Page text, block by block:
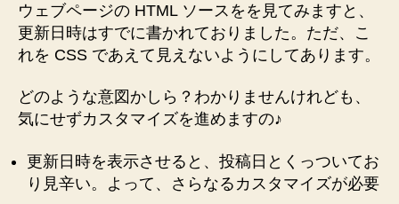
ウェブページの HTML ソースをを見てみますと、
更新日時はすでに書かれておりました。ただ、こ
れを CSS であえて見えないようにしてあります。
どのような意図かしら？わかりませんけれども、
気にせずカスタマイズを進めますの♪
更新日時を表示させると、投稿日とくっついてお
り見辛い。よって、さらなるカスタマイズが必要